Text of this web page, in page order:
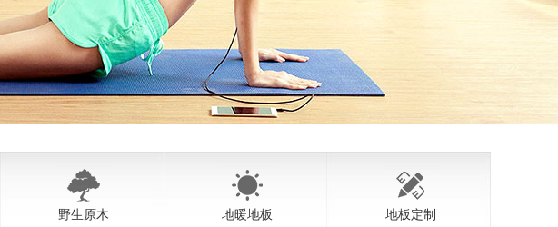
野生原木 地暖地板 地板定制